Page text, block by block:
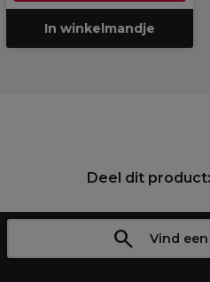
In winkelmandje
Deel dit product:
Vind